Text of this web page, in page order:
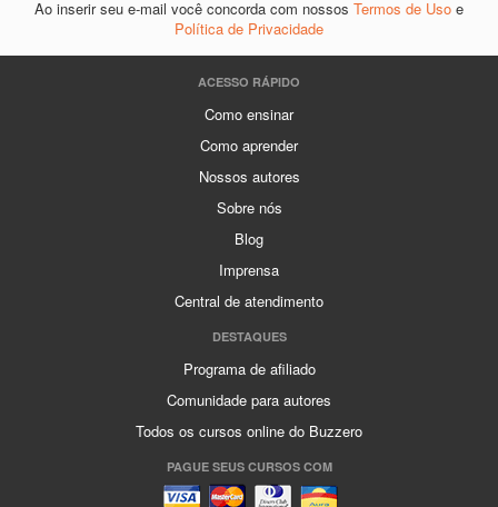
Ao inserir seu e-mail você concorda com nossos Termos de Uso e
Política de Privacidade
ACESSO RÁPIDO
Como ensinar
Como aprender
Nossos autores
Sobre nós
Blog
Imprensa
Central de atendimento
DESTAQUES
Programa de afiliado
Comunidade para autores
Todos os cursos online do Buzzero
PAGUE SEUS CURSOS COM